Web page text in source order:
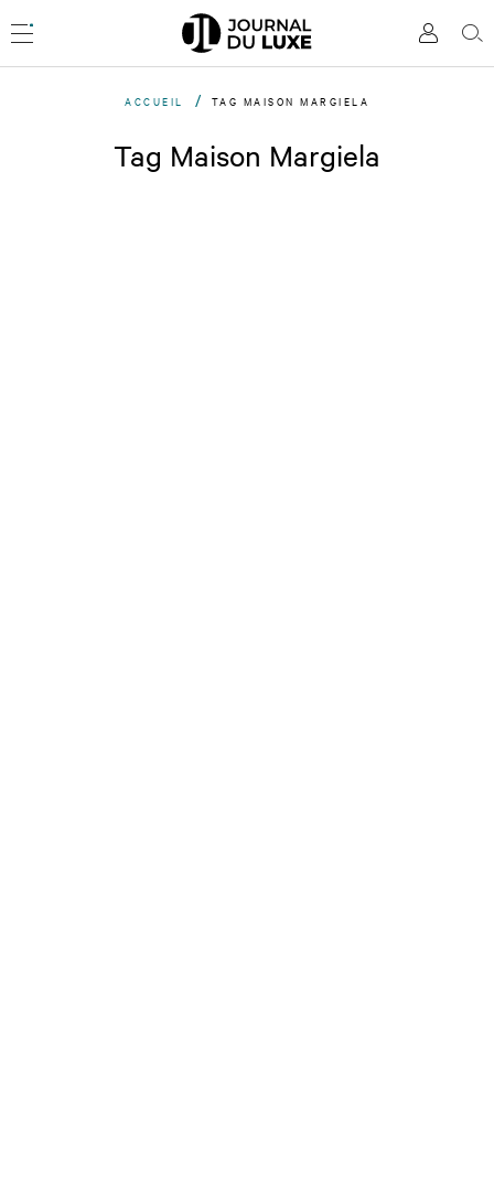
directement
Mon
Menu
ACCUEIL TAG MAISON MARGIELA
Tag Maison Margiela